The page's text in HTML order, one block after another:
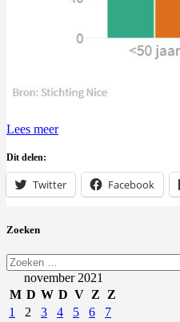
Lees meer
Dit delen:
Twitter Facebook
Zoeken
Zoeken
naar:november 2021
M D W D V Z
Z
1
2 3 4 5 6
7